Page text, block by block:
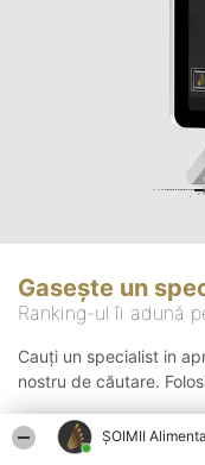
ŞOIMII
Gasește un
Ranking-ul îi adună
Cauți un specialist in
nostru de căutare.